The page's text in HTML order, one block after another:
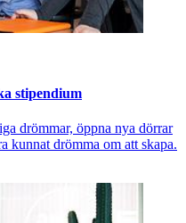
stipendium
drömmar, öppna nya dörrar
kunnat drömma om att skapa.